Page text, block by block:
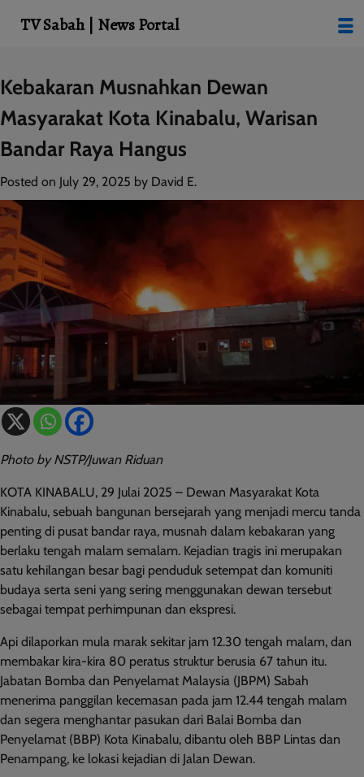
Skip
to
content
Kebakaran Musnahkan Dewan
Masyarakat Kota Kinabalu, Warisan
Bandar Raya Hangus
Posted on July 29, 2025 by David E.
Photo by NSTP/Juwan Riduan
KOTA KINABALU, 29 Julai 2025 – Dewan Masyarakat Kota
Kinabalu, sebuah bangunan bersejarah yang menjadi mercu tanda
penting di pusat bandar raya, musnah dalam kebakaran yang
berlaku tengah malam semalam. Kejadian tragis ini merupakan
satu kehilangan besar bagi penduduk setempat dan komuniti
budaya serta seni yang sering menggunakan dewan tersebut
sebagai tempat perhimpunan dan ekspresi.
Api dilaporkan mula marak sekitar jam 12.30 tengah malam, dan
membakar kira-kira 80 peratus struktur berusia 67 tahun itu.
Jabatan Bomba dan Penyelamat Malaysia (JBPM) Sabah
menerima panggilan kecemasan pada jam 12.44 tengah malam
dan segera menghantar pasukan dari Balai Bomba dan
Penyelamat (BBP) Kota Kinabalu, dibantu oleh BBP Lintas dan
Penampang, ke lokasi kejadian di Jalan Dewan.
TV Sabah | News Portal